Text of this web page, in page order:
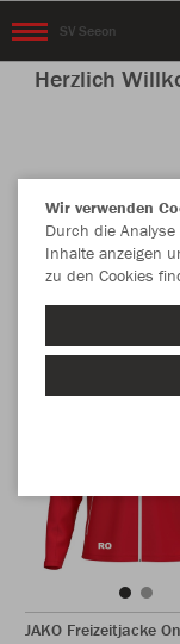
SV Seeon
Herzlich
JAKO Freizeitjacke
Wir verwenden
Durch die
Inhalte anzeigen
zu den Cookies